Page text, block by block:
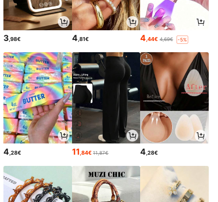
3,98€ 4,81€ 4,44€ 4,69€ -5%
4 ,28€ 11 ,84€ 11,87€ 4 ,28€